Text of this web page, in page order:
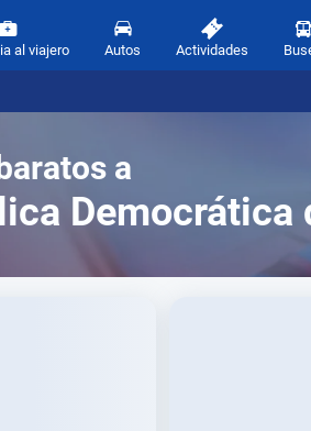
al viajero Autos Actividades
a
Democrática